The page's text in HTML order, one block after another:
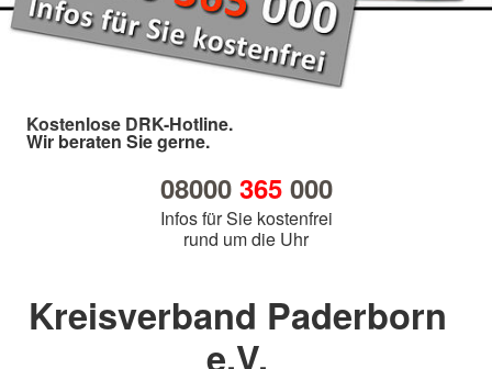
Kostenlose DRK-Hotline.
Wir beraten Sie gerne.
08000 365000
Infos für Sie kostenfrei
rund um die Uhr
Kreisverband Paderborn
e.V.